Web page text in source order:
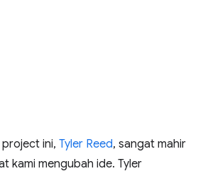
ini, Tyler Reed, sangat mahir
kami mengubah ide. Tyler